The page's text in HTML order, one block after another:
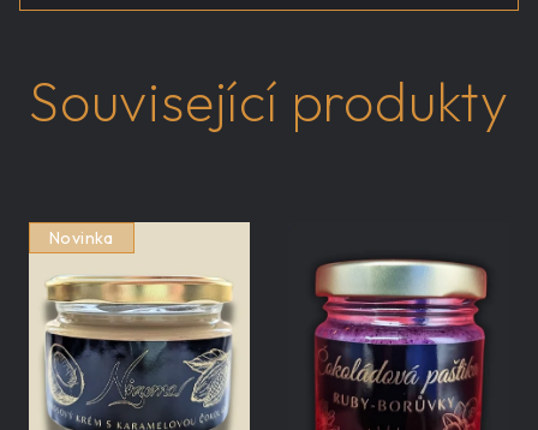
Související produkty
Novinka